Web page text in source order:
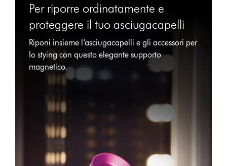
Per riporre ordinatamente e
proteggere il tuo asciugacapelli
Riponi insieme l’asciugacapelli e gli accessori per
lo stying con questo elegante supporto
magnetico.